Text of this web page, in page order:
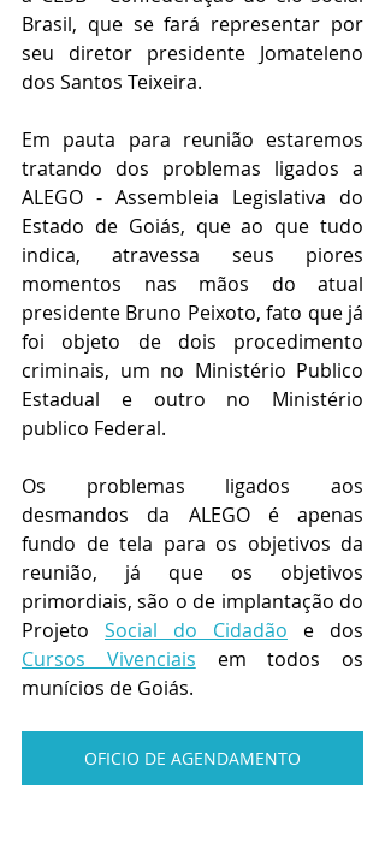
Brasil, que se fará representar por
seu diretor presidente Jomateleno
dos Santos Teixeira.
Em pauta para reunião estaremos
tratando dos problemas ligados a
ALEGO - Assembleia Legislativa do
Estado de Goiás, que ao que tudo
indica, atravessa seus piores
momentos nas mãos do atual
presidente Bruno Peixoto, fato que já
foi objeto de dois procedimento
criminais, um no Ministério Publico
Estadual e outro no Ministério
publico Federal.
Os problemas ligados aos
desmandos da ALEGO é apenas
fundo de tela para os objetivos da
reunião, já que os objetivos
primordiais, são o de implantação do
Projeto Social do Cidadão
Cursos Vivenciais em todos os
munícios de Goiás.
OFICIO DE AGENDAMENTO